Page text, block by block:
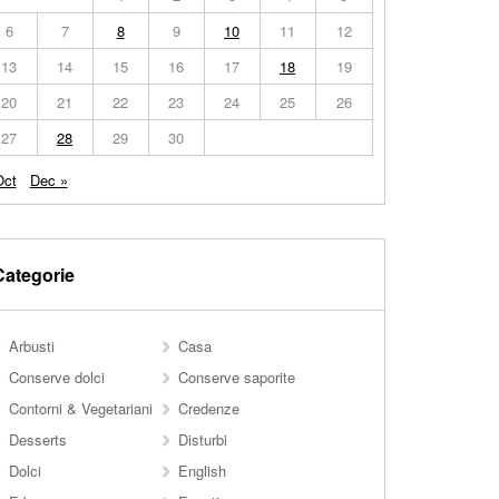
6
7 8 9 10 11
12
13
14 15 16 17 18
19
20
21 22 23 24 25
26
27
28 29
30
Dec »
Arbusti
Casa
Conserve dolci
Conserve saporite
Contorni & Vegetariani
Credenze
Desserts
Disturbi
Dolci
English